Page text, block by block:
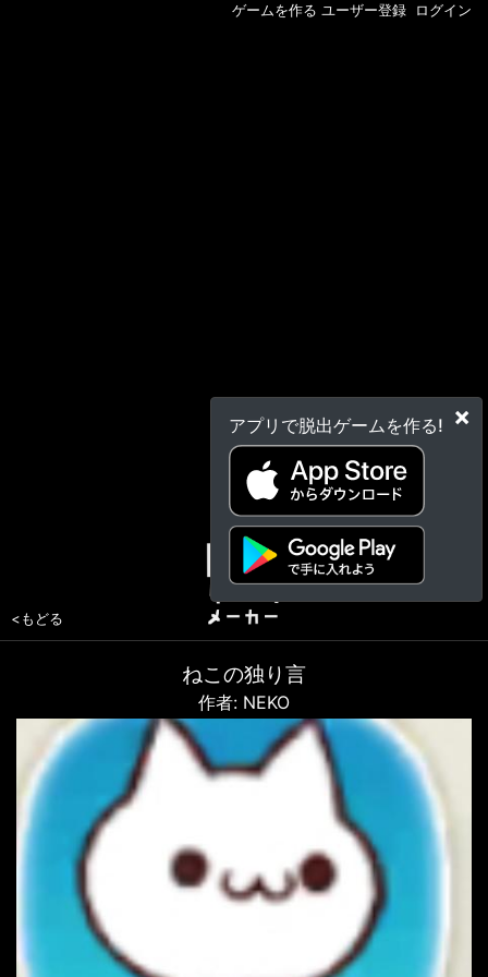
×
アプリで脱出ゲームを作る!
ゲームを作る ユーザー登録 ログイン
<もどる
ねこの独り言
作者: NEKO